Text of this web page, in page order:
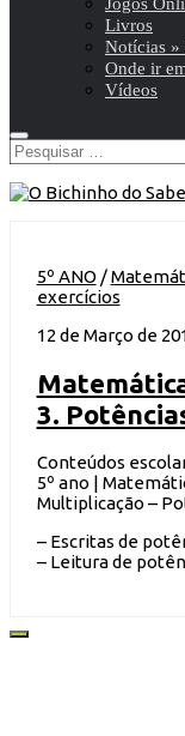
Livros
Notícias »
Onde ir
Vídeos
Pesquisar
por:
5º ANO /
exercícios
12 de Março de
3.
Conteúdos
5º ano |
Multiplicação –
– Escritas de
– Leitura de